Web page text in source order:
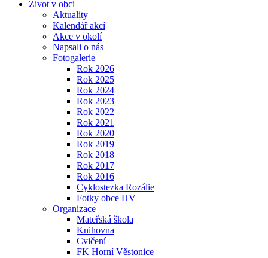
Život v obci
Aktuality
Kalendář akcí
Akce v okolí
Napsali o nás
Fotogalerie
Rok 2026
Rok 2025
Rok 2024
Rok 2023
Rok 2022
Rok 2021
Rok 2020
Rok 2019
Rok 2018
Rok 2017
Rok 2016
Cyklostezka Rozálie
Fotky obce HV
Organizace
Mateřská škola
Knihovna
Cvičení
FK Horní Věstonice